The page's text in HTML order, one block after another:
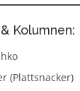
Kolumnen:
(Plattsnacker)